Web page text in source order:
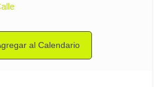
al Calendario